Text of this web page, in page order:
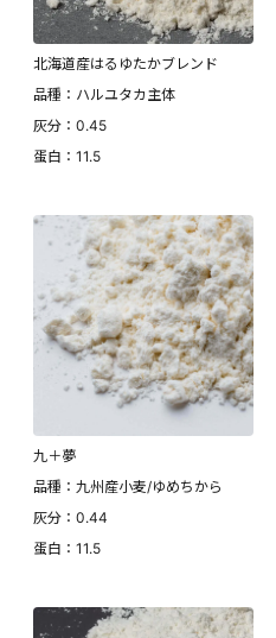
北海道産はるゆたかブレンド
品種：ハルユタカ主体
灰分：0.45
蛋白：11.5
九＋夢
品種：九州産小麦/ゆめちから
灰分：0.44
蛋白：11.5